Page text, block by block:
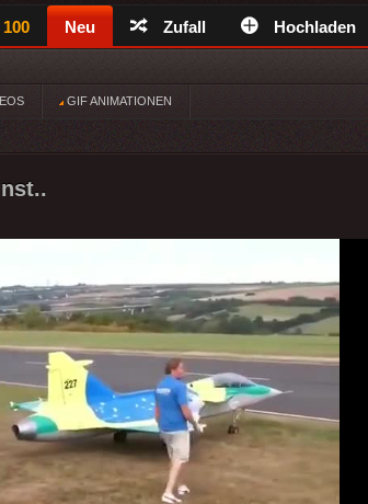
100 Neu Zufall Hochladen
GIF ANIMATIONEN